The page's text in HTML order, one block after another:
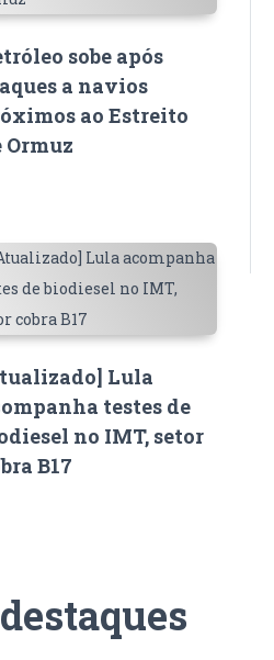
sobe após
a navios
ao Estreito
Ormuz
Lula
testes de
no IMT, setor
B17